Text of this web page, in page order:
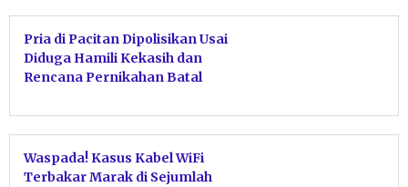
Pria di Pacitan Dipolisikan Usai
Diduga Hamili Kekasih dan
Rencana Pernikahan Batal
Waspada! Kasus Kabel WiFi
Terbakar Marak di Sejumlah